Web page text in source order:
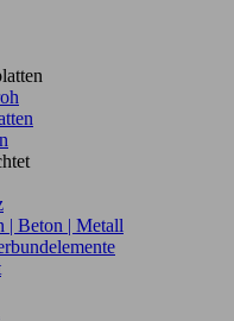
| Beton | Metall